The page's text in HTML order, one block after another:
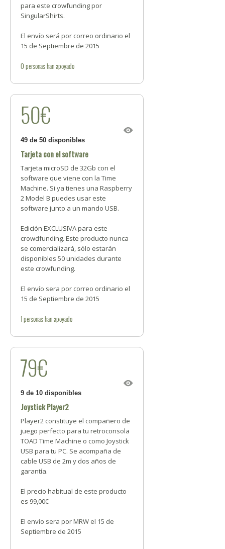
para este crowfunding por
SingularShirts.
El envío será por correo ordinario el
15 de Septiembre de 2015
0 personashan apoyado
50€
49 de 50 disponibles
Tarjeta con el software
Tarjeta microSD de 32Gb con el
software que viene con la Time
Machine. Si ya tienes una Raspberry
2 Model B puedes usar este
software junto a un mando USB.
Edición EXCLUSIVA para este
crowdfunding. Este producto nunca
se comercializará, sólo estarán
disponibles 50 unidades durante
este crowfunding.
El envío sera por correo ordinario el
15 de Septiembre de 2015
1personashan apoyado
79€
9 de 10 disponibles
Joystick Player2
Player2 constituye el compañero de
juego perfecto para tu retroconsola
TOAD Time Machine o como Joystick
USB para tu PC. Se acompaña de
cable USB de 2m y dos años de
garantía.
El precio habitual de este producto
es 99,00€
El envío sera por MRW el 15 de
Septiembre de 2015